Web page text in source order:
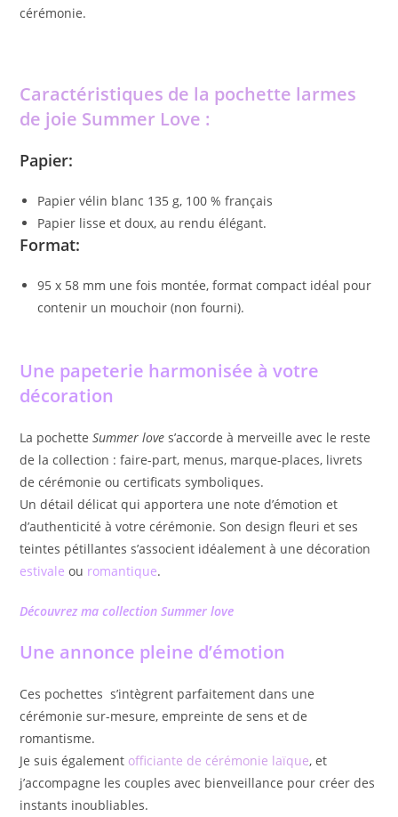
cérémonie.
Caractéristiques de la pochette larmes
de joie Summer Love :
Papier:
Papier vélin blanc 135 g, 100 % français
Papier lisse et doux, au rendu élégant.
Format:
95 x 58 mm une fois montée, format compact idéal pour
contenir un mouchoir (non fourni).
Une papeterie harmonisée à votre
décoration
La pochetteSummer love s’accorde à merveille avec le reste
de la collection : faire-part, menus, marque-places, livrets
de cérémonie ou certificats symboliques.
Un détail délicat qui apportera une note d’émotion et
d’authenticité à votre cérémonie. Son design fleuri et ses
teintes pétillantes s’associent idéalement à une décoration
estivale ou romantique.
Découvrez ma collection Summer love
Une annonce pleine d’émotion
Ces pochettes s’intègrent parfaitement dans une
cérémonie sur-mesure, empreinte de sens et de
romantisme.
Je suis également officiante de cérémonie laïque, et
j’accompagne les couples avec bienveillance pour créer des
instants inoubliables.